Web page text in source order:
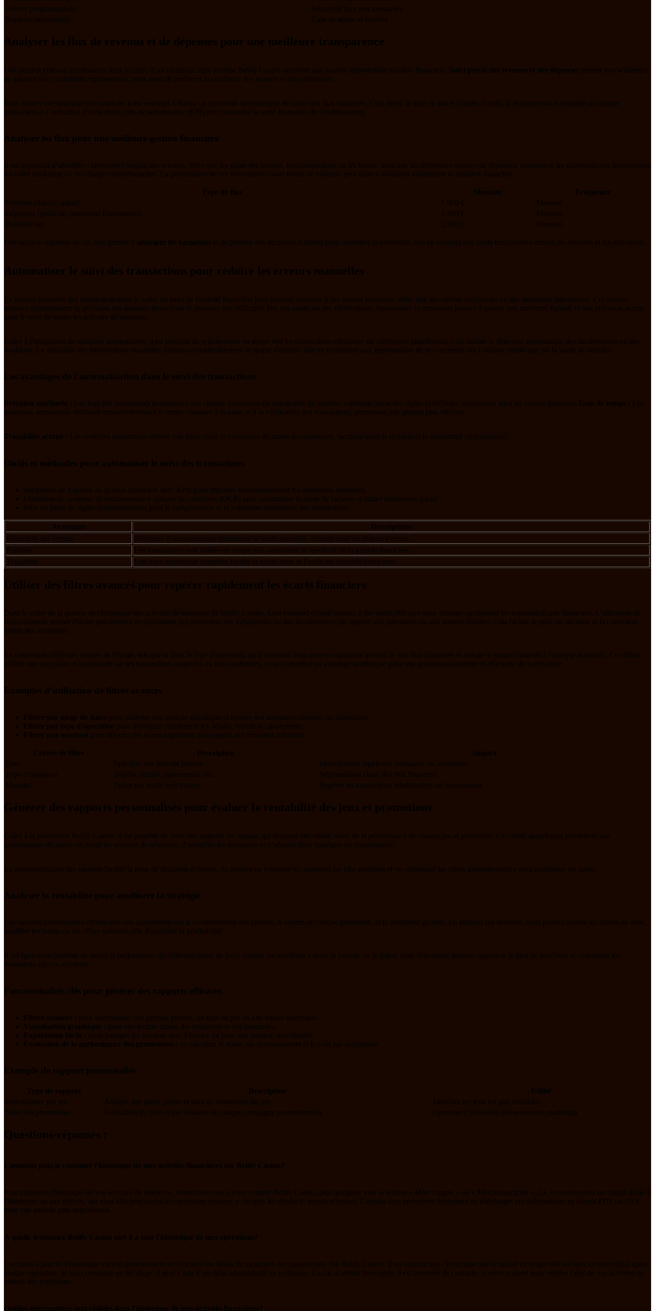
Alertes programmables
Réactivité face aux anomalies
Rapports automatisés
Gain de temps et fiabilité
Analyser les flux de revenus et de dépenses pour une meilleure transparence
Une gestion efficace des finances dans le cadre d’un casino en ligne comme Betify Casino nécessite une analyse approfondie des flux financiers. Suivi précis des revenus et des dépenses permet non seulement
de garantir une conformité réglementaire, mais aussi de renforcer la confiance des joueurs et des partenaires.
Pour assurer une transparence optimale, il est essentiel d’établir un processus systématique de revue des flux financiers. Cela inclut la mise en place d’outils d’audit, la documentation détaillée de chaque
transaction et l’utilisation d’indicateurs clés de performance (KPI) pour surveiller la santé financière de l’établissement.
Analyser les flux pour une meilleure gestion financière
Il est important d’ identifier clairement l’origine des revenus, telles que les gains des joueurs, les commissions ou les bonus, ainsi que les différentes sources de dépenses, notamment les paiements aux fournisseurs,
les coûts marketing ou les charges opérationnelles. La présentation de ces informations sous forme de tableaux peut aider à visualiser rapidement la situation financière :
Type de flux Montant
Fréquence
Revenus (dépôts, gains)
5 000 €
Mensuel
Dépenses (publicité, paiements fournisseurs)
2 500 €
Mensuel
Bénéfice net
2 500 € Mensuel
Une analyse régulière de ces flux permet d’ anticiper les variations et de prendre des décisions éclairées pour optimiser la rentabilité, tout en assurant une totale transparence envers les autorités et les utilisateurs.
Automatiser le suivi des transactions pour réduire les erreurs manuelles
La gestion manuelle des transactions dans le cadre du suivi de l'activité financière peut souvent conduire à des erreurs humaines, telles que des entrées incorrectes ou des omissions importantes. Ces erreurs
peuvent compromettre la précision des données financières et entraîner des difficultés lors des audits ou des vérifications. Automatiser ce processus permet d'assurer une meilleure fiabilité et une précision accrue
dans le suivi de toutes les activités de trésorerie.
Grâce à l'intégration de solutions automatisées, il est possible de synchroniser en temps réel les transactions effectuées sur différentes plateformes. Cela facilite la détection automatique des incohérences ou des
doublons. La réduction des interventions manuelles diminua considérablement le risque d'erreurs, tout en permettant aux gestionnaires de se concentrer sur l’analyse plutôt que sur la saisie de données.
Les avantages de l'automatisation dans le suivi des transactions
Précision améliorée : Les logiciels automatisés garantissent que chaque transaction est enregistrée de manière cohérente selon des règles prédéfinies, minimisant ainsi les erreurs humaines. Gain de temps : Les
processus automatisés réduisent considérablement le temps consacré à la saisie et à la vérification des transactions, permettant une gestion plus efficace.
Traçabilité accrue : Les systèmes automatisés offrent une trace claire et exhaustive de toutes les opérations, facilitant ainsi la révision et la conformité réglementaire.
Outils et méthodes pour automatiser le suivi des transactions
Intégration de logiciels de gestion financière avec APIs pour importer automatiquement les opérations bancaires.
Utilisation de systèmes de reconnaissance optique de caractères (OCR) pour automatiser la saisie de factures et autres documents papier.
Mise en place de règles d'automatisation pour la catégorisation et la validation instantanée des transactions.
Avantages
Descriptions
Réduction des erreurs
Méthodes d'automatisation minimisent la saisie manuelle, limitant ainsi les risques d'erreur.
Rapidité
Les transactions sont traitées en temps réel, améliorant la réactivité de la gestion financière.
Traçabilité
Une trace numérique complète facilite la vérification et l'audit des activités financières.
Utiliser des filtres avancés pour repérer rapidement les écarts financiers
Dans le cadre de la gestion de l'historique des activités de trésorerie de Betify Casino, il est essentiel d'avoir recours à des outils efficaces pour détecter rapidement les éventuels écarts financiers. L'utilisation de
filtres avancés permet d'isoler précisément les opérations qui présentent des irrégularités ou des incohérences par rapport aux prévisions ou aux normes établies. Cela facilite la prise de décision et la correction
rapide des anomalies.
En combinant différents critères de filtrage, tels que la date, le type d'opération, ou le montant, vous pouvez optimiser le suivi de vos flux financiers et réduire le temps consacré à l’analyse manuelle. Ces filtres
offrent une vue claire et instantanée sur les transactions suspectes ou non conformes, ce qui constitue un avantage stratégique pour une gestion transparente et efficiente de la trésorerie.
Exemples d’utilisation de filtres avancés
Filtrer par plage de dates pour analyser une période spécifique et repérer des anomalies récentes ou historiques.
Filtrer par type d'opération
pour distinguer rapidement les dépôts, retraits ou ajustements.
Filtrer par montant
pour détecter des écarts importants par rapport aux montants habituels.
Critère de filtre Description
Impact
Date
Spécifier une période précise
Identification rapide des tendances ou anomalies
Type d’opération
Dépôts, retraits, ajustements, etc.
Segmentation claire des flux financiers
Montant
Filtrer par seuils spécifiques Repérer les transactions inhabituelles ou frauduleuses
Générer des rapports personnalisés pour évaluer la rentabilité des jeux et promotions
Grâce à la plateforme Betify Casino, il est possible de créer des rapports sur mesure qui donnent une vision claire de la performance de chaque jeu et promotion. Ces outils analytiques permettent aux
gestionnaires de suivre en détail les activités de trésorerie, d’identifier les tendances et d’adapter leurs stratégies en conséquence.
La personnalisation des rapports facilite la prise de décisions éclairées, en mettant en évidence les segments les plus rentables et en optimisant les offres promotionnelles pour maximiser les gains.
Analyser la rentabilité pour améliorer la stratégie
Les rapports personnalisés offrent une vue approfondie sur le comportement des joueurs, le succès de chaque promotion, et la rentabilité globale. En utilisant ces données, vous pouvez ajuster les limites de mise,
modifier les bonus ou les offres spéciales afin d’accroître la profitabilité.
Il est également possible de suivre la performance de différents types de jeux, comme les machines à sous, la roulette ou le poker, pour déterminer lesquels apportent le plus de bénéfices et concentrer les
ressources sur ces segments.
Fonctionnalités clés pour générer des rapports efficaces
Filtres avancés :
pour sélectionner une période précise, un type de jeu ou une région spécifique.
Visualisation graphique :
pour une lecture rapide des tendances et des anomalies.
Exportation facile :
pour partager les résultats avec l’équipe ou pour une analyse approfondie.
Évaluation de la performance des promotions : en calculant le retour sur investissement et le coût par acquisition.
Exemple de rapport personnalisé
Type de rapport Description
Utilité
Performance par jeu
Analyse des gains, pertes et taux de rendement par jeu
Identifier les jeux les plus rentables
Suivi des promotions
Évaluation du coût et des résultats de chaque campagne promotionnelle Optimiser l’allocation des ressources marketing
Questions-réponses :
Comment puis-je consulter l'historique de mes activités financières sur Betify Casino?
Pour consulter l'historique de vos activités de trésorerie, connectez-vous à votre compte Betify Casino, puis naviguez vers la section « Mon compte » ou « Mes transactions ». Là, vous trouverez un onglet dédié à
l'historique ou aux relevés, qui vous affichera toutes les opérations passées, y compris les dépôts et retraits effectués. Certains sites permettent également de télécharger ces informations en format PDF ou CSV
pour une analyse plus approfondie.
À quelle fréquence Betify Casino met-il à jour l'historique de mes opérations?
Les mises à jour de l’historique varient généralement en fonction des délais de traitement des transactions. Sur Betify Casino, il est courant que l’historique soit actualisé en temps réel ou dans un court délai après
chaque opération. Si vous constatez un décalage, il peut s’agir d’un délai administratif ou technique. En cas d’attente prolongée, il est conseillé de contacter le service client pour vérifier l’état de vos activités ou
obtenir des précisions.
Quelles informations sont visibles dans l'historique de mes activités financières?